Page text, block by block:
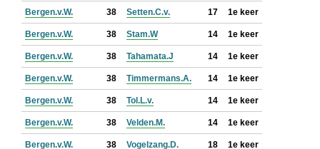
Bergen.v.W. 38 Setten.C.v. 17 1e keer
Bergen.v.W. 38 Stam.W 14 1e keer
Bergen.v.W. 38 Tahamata.J 14 1e keer
Bergen.v.W. 38 Timmermans.A. 14 1e keer
Bergen.v.W. 38 Tol.L.v. 14 1e keer
Bergen.v.W. 38 Velden.M. 14 1e keer
Bergen.v.W. 38 Vogelzang.D. 18 1e keer